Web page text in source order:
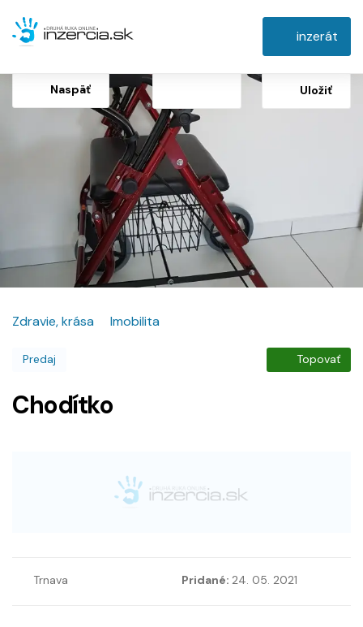
inzerát
Naspäť Uložiť
Zdravie, krása Imobilita
Predaj Topovať
Chodítko
Trnava Pridané: 24. 05. 2021